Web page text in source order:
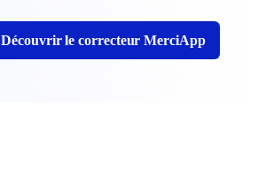
Découvrir le correcteur MerciApp